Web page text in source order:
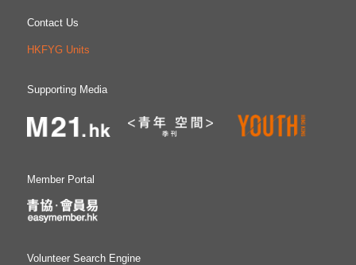
Contact Us
HKFYG Units
Supporting Media
Member Portal
Volunteer Search Engine